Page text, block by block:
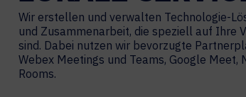
Wir erstellen und verwalten Technologie-
und Zusammenarbeit, die speziell auf Ihre
sind. Dabei nutzen wir bevorzugte
Webex Meetings und Teams, Google Meet,
Rooms.